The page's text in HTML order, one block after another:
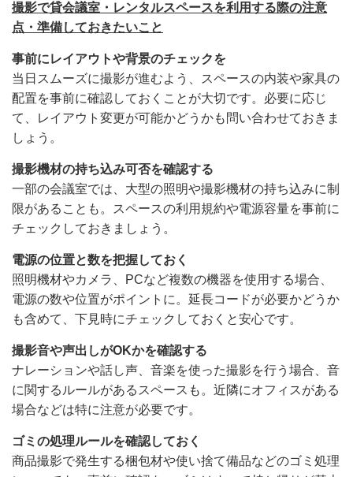
撮影で貸会議室・レンタルスペースを利用する際の注意
点・準備しておきたいこと
事前にレイアウトや背景のチェックを
当日スムーズに撮影が進むよう、スペースの内装や家具の
配置を事前に確認しておくことが大切です。必要に応じ
て、レイアウト変更が可能かどうかも問い合わせておきま
しょう。
撮影機材の持ち込み可否を確認する
一部の会議室では、大型の照明や撮影機材の持ち込みに制
限があることも。スペースの利用規約や電源容量を事前に
チェックしておきましょう。
電源の位置と数を把握しておく
照明機材やカメラ、PCなど複数の機器を使用する場合、
電源の数や位置がポイントに。延長コードが必要かどうか
も含めて、下見時にチェックしておくと安心です。
撮影音や声出しがOKかを確認する
ナレーションや話し声、音楽を使った撮影を行う場合、音
に関するルールがあるスペースも。近隣にオフィスがある
場合などは特に注意が必要です。
ゴミの処理ルールを確認しておく
商品撮影で発生する梱包材や使い捨て備品などのゴミ処理